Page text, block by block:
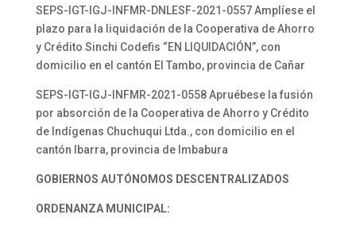
SEPS-IGT-IGJ-INFMR-DNLESF-2021-0557 Amplíese el
plazo para la liquidación de la Cooperativa de Ahorro
y Crédito Sinchi Codefis “EN LIQUIDACIÓN”, con
domicilio en el cantón El Tambo, provincia de Cañar
SEPS-IGT-IGJ-INFMR-2021-0558 Apruébese la fusión
por absorción de la Cooperativa de Ahorro y Crédito
de Indígenas Chuchuqui Ltda., con domicilio en el
cantón Ibarra, provincia de Imbabura
GOBIERNOS AUTÓNOMOS DESCENTRALIZADOS
ORDENANZA MUNICIPAL: